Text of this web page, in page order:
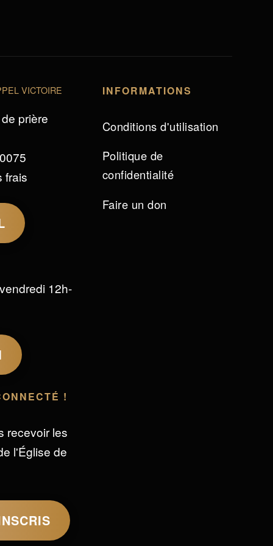
VICTOIRE
prière
frais
12h-
!
recevoir les
l'Église de
INFORMATIONS
Conditions d'utilisation
Politique de
confidentialité
Faire un don